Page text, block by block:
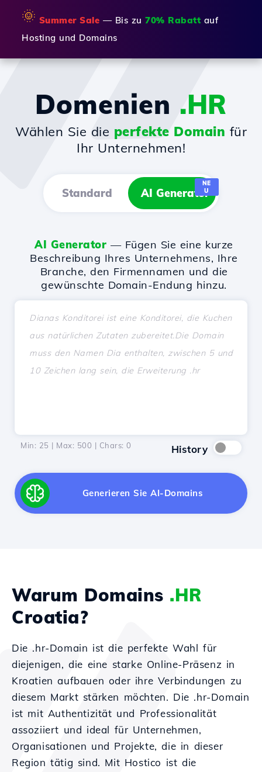
🌞 Summer Sale — Bis zu 70% Rabatt auf
Hosting und Domains
Domenien .HR
Wählen Sie die perfekte Domain für
Ihr Unternehmen!
Standard AI Generator
NE
U
AI Generator — Fügen Sie eine kurze
Beschreibung Ihres Unternehmens, Ihre
Branche, den Firmennamen und die
gewünschte Domain-Endung hinzu.
Min: 25 | Max: 500 | Chars: 0 History
Generieren Sie AI-Domains
Warum Domains .HR
Croatia?
Die .hr-Domain ist die perfekte Wahl für
diejenigen, die eine starke Online-Präsenz in
Kroatien aufbauen oder ihre Verbindungen zu
diesem Markt stärken möchten. Die .hr-Domain
ist mit Authentizität und Professionalität
assoziiert und ideal für Unternehmen,
Organisationen und Projekte, die in dieser
Region tätig sind. Mit Hostico ist die